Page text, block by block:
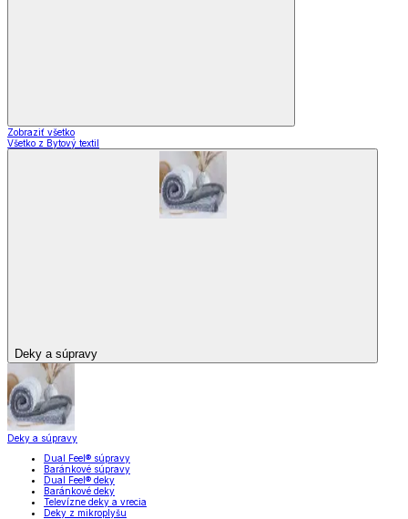
Zobraziť všetko
Všetko z Bytový textil
Deky a súpravy
Deky a súpravy
Dual Feel® súpravy
Baránkové súpravy
Dual Feel® deky
Baránkové deky
Televízne deky a vrecia
Deky z mikroplyšu